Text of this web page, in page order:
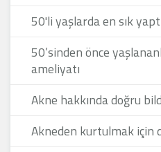
50'li yaşlarda en sık
50’sinden önce
ameliyatı
Akne hakkında doğru
Akneden kurtulmak için